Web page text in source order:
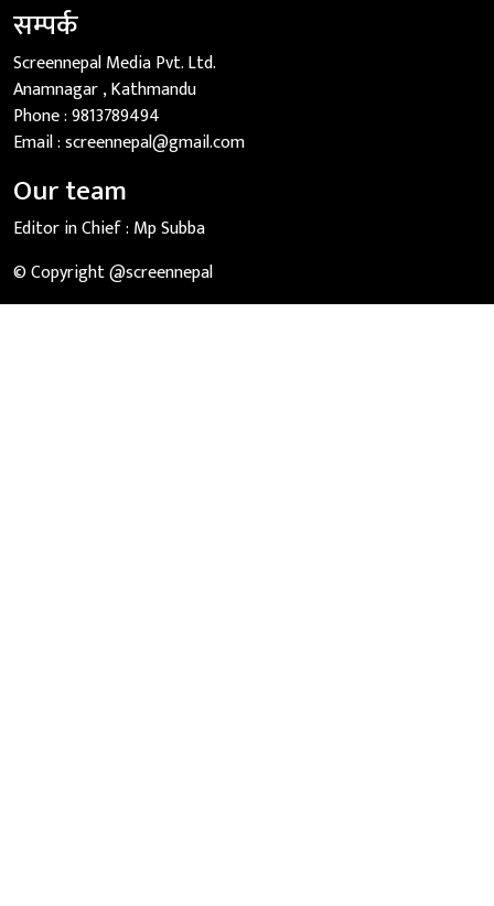
सम्पर्क
Screennepal Media Pvt. Ltd.
Anamnagar , Kathmandu
Phone :9813789494
Email :screennepal@gmail.com
Our team
Editor in Chief : Mp Subba
© Copyright @screennepal